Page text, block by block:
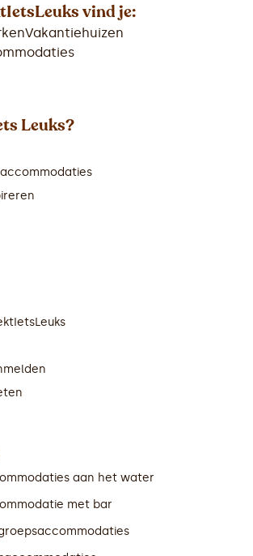
vind je:
Vakantiehuizen
Leuks?
aan het water
met bar